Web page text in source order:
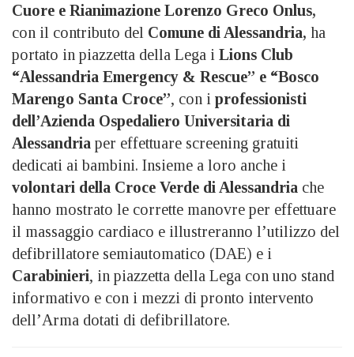
Cuore e Rianimazione Lorenzo Greco Onlus,
con il contributo del Comune di Alessandria, ha
portato in piazzetta della Lega i Lions Club
“Alessandria Emergency & Rescue” e “Bosco
Marengo Santa Croce”, con i professionisti
dell’Azienda Ospedaliero Universitaria di
Alessandria per effettuare screening gratuiti
dedicati ai bambini. Insieme a loro anche i
volontari della Croce Verde di Alessandria che
hanno mostrato le corrette manovre per effettuare
il massaggio cardiaco e illustreranno l’utilizzo del
defibrillatore semiautomatico (DAE) e i
Carabinieri, in piazzetta della Lega con uno stand
informativo e con i mezzi di pronto intervento
dell’Arma dotati di defibrillatore.